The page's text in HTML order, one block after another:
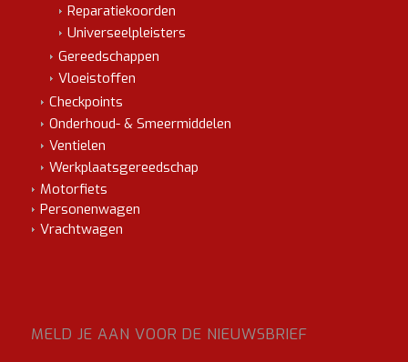
Reparatiekoorden
Universeelpleisters
Gereedschappen
Vloeistoffen
Checkpoints
Onderhoud- & Smeermiddelen
Ventielen
Werkplaatsgereedschap
Motorfiets
Personenwagen
Vrachtwagen
MELD JE AAN VOOR DE NIEUWSBRIEF